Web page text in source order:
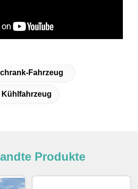
Fahrzeug
Kühlfahrzeug
Produkte